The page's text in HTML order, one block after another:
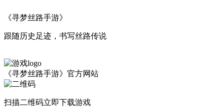
《寻梦丝路手游》
跟随历史足迹，书写丝路传说
《寻梦丝路手游》官方网站
扫描二维码立即下载游戏